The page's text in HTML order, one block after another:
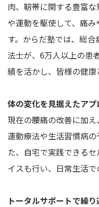
肉、靭帯に関する豊富
や運動を駆使して、痛
す。からだ塾では、総
法士が、6万人以上の患
績を活かし、皆様の健康
体の変化を見据えたアプ
現在の腰痛の改善に加
運動療法や生活習慣病
た、自宅で実践できる
イスも行い、日常生活で
トータルサポートで繰